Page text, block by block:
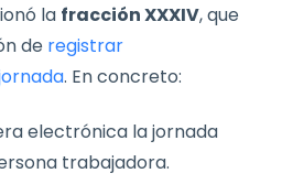
la fracción XXXIV, que
de registrar
. En concreto:
electrónica la jornada
trabajadora.